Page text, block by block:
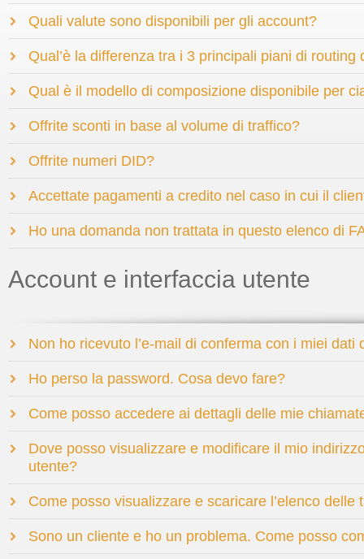
Quali valute sono disponibili per gli account?
Qual’è la differenza tra i 3 principali piani di routing
Qual è il modello di composizione disponibile per
Offrite sconti in base al volume di traffico?
Offrite numeri DID?
Accettate pagamenti a credito nel caso in cui il
Ho una domanda non trattata in questo elenco di
Account e interfaccia utente
Non ho ricevuto l’e-mail di conferma con i miei dati
Ho perso la password. Cosa devo fare?
Come posso accedere ai dettagli delle mie
Dove posso visualizzare e modificare il mio
utente?
Come posso visualizzare e scaricare l’elenco
Sono un cliente e ho un problema. Come posso